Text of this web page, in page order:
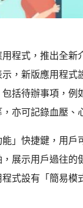
程式，推出全
，新版應用程
括待辦事項，
亦可記錄血壓、
」快捷鍵，用
展示用戶過往
式設有「簡易模